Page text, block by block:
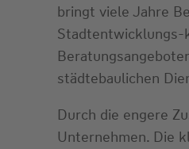
bringt viele Jahre
Stadtentwicklungs-
städtebaulichen
Durch die engere
Unternehmen. Die